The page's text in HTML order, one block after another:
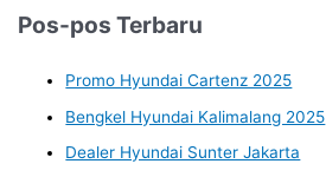
Pos-pos Terbaru
Promo Hyundai Cartenz 2025
Bengkel Hyundai Kalimalang 2025
Dealer Hyundai Sunter Jakarta